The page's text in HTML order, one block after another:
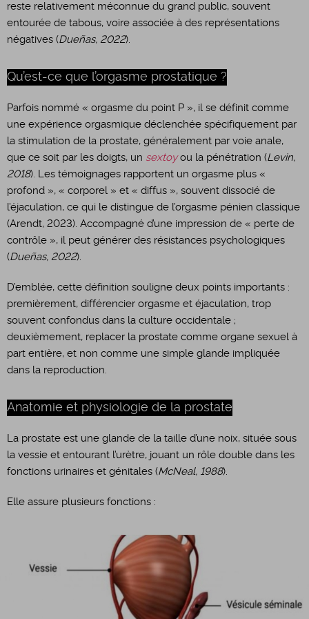
reste relativement méconnue du grand public, souvent
entourée de tabous, voire associée à des représentations
négatives (Dueñas, 2022).
Qu’est-ce que l’orgasme prostatique ?
Parfois nommé « orgasme du point P », il se définit comme
une expérience orgasmique déclenchée spécifiquement par
la stimulation de la prostate, généralement par voie anale,
que ce soit par les doigts, un sextoyou la pénétration (Levin,
2018). Les témoignages rapportent un orgasme plus «
profond », « corporel » et « diffus », souvent dissocié de
l’éjaculation, ce qui le distingue de l’orgasme pénien classique
(Arendt, 2023). Accompagné d’une impression de « perte de
contrôle », il peut générer des résistances psychologiques
(Dueñas, 2022).
D’emblée, cette définition souligne deux points importants :
premièrement, différencier orgasme et éjaculation, trop
souvent confondus dans la culture occidentale ;
deuxièmement, replacer la prostate comme organe sexuel à
part entière, et non comme une simple glande impliquée
dans la reproduction.
Anatomie et physiologie de la prostate
La prostate est une glande de la taille d’une noix, située sous
la vessie et entourant l’urètre, jouant un rôle double dans les
fonctions urinaires et génitales (McNeal, 1988).
Elle assure plusieurs fonctions :